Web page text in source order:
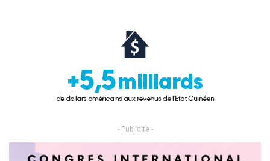
- Publicité -